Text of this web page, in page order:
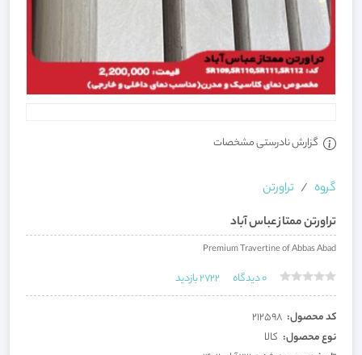
گزارش نادرستی مشخصات
گروه
تراورتن
تراورتن ممتاز عباس آباد
Premium Travertine of Abbas Abad
0دیدگاه 2722بازدید
کد محصول: 212598
نوع محصول: کالا